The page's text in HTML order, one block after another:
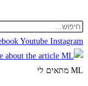
to
content
Youtube Instagram
ML מתאים לי